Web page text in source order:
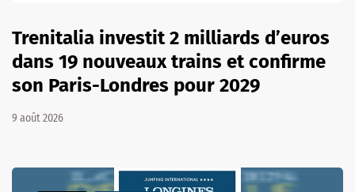
Trenitalia investit 2 milliards d’euros
dans 19 nouveaux trains et confirme
son Paris-Londres pour 2029
9 août 2026